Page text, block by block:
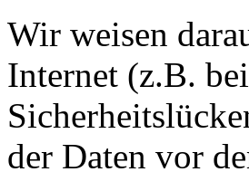
Wir weisen
Internet (z.B.
der Daten vor